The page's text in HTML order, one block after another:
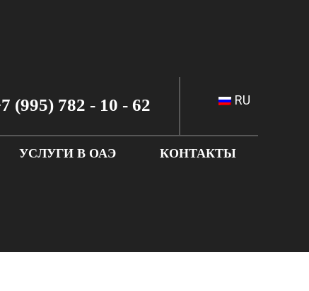
(995) 782 - 10 - 62 RU
УСЛУГИ В ОАЭ КОНТАКТЫ